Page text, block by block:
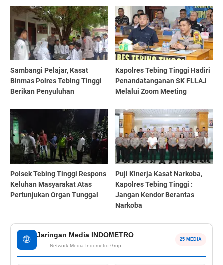
Sambangi Pelajar, Kasat
Binmas Polres Tebing Tinggi
Berikan Penyuluhan
Kapolres Tebing Tinggi Hadiri
Penandatanganan SK FLLAJ
Melalui Zoom Meeting
Polsek Tebing Tinggi Respons
Keluhan Masyarakat Atas
Pertunjukan Organ Tunggal
Puji Kinerja Kasat Narkoba,
Kapolres Tebing Tinggi :
Jangan Kendor Berantas
Narkoba
🌐 Jaringan Media INDOMETRO
Network Media Indometro Grup
25 MEDIA